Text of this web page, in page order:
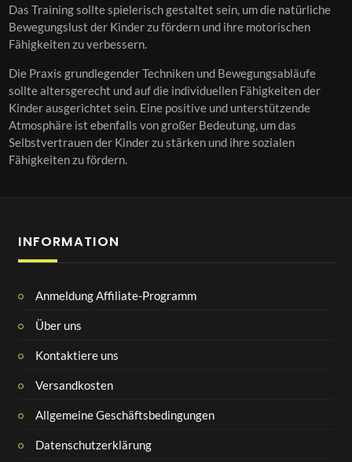
Das Training sollte spielerisch gestaltet sein, um die natürliche
Bewegungslust der Kinder zu fördern und ihre motorischen
Fähigkeiten zu verbessern.
Die Praxis grundlegender Techniken und Bewegungsabläufe
sollte altersgerecht und auf die individuellen Fähigkeiten der
Kinder ausgerichtet sein. Eine positive und unterstützende
Atmosphäre ist ebenfalls von großer Bedeutung, um das
Selbstvertrauen der Kinder zu stärken und ihre sozialen
Fähigkeiten zu fördern.
INFORMATION
Anmeldung Affiliate-Programm
Über uns
Kontaktiere uns
Versandkosten
Allgemeine Geschäftsbedingungen
Datenschutzerklärung